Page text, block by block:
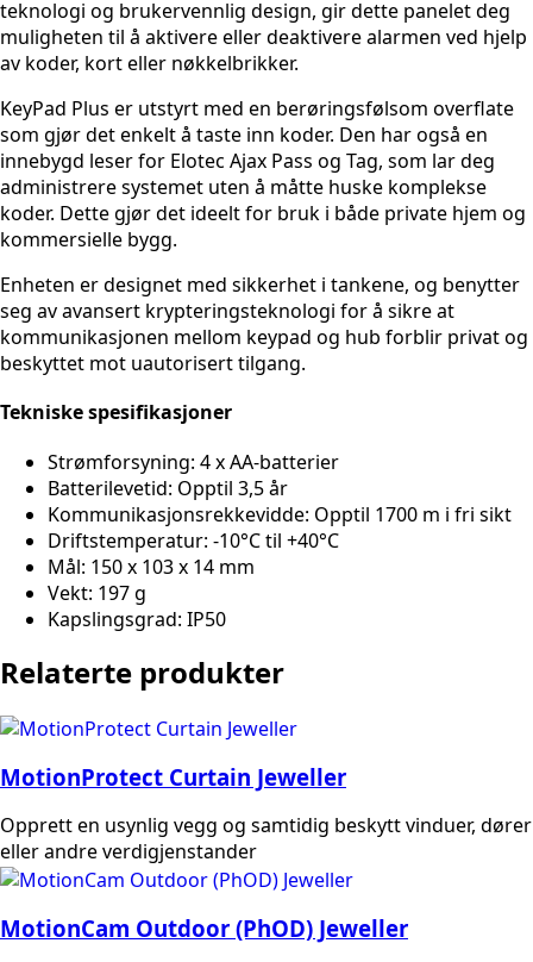
teknologi og brukervennlig design, gir dette panelet deg
muligheten til å aktivere eller deaktivere alarmen ved hjelp
av koder, kort eller nøkkelbrikker.
KeyPad Plus er utstyrt med en berøringsfølsom overflate
som gjør det enkelt å taste inn koder. Den har også en
innebygd leser for Elotec Ajax Pass og Tag, som lar deg
administrere systemet uten å måtte huske komplekse
koder. Dette gjør det ideelt for bruk i både private hjem og
kommersielle bygg.
Enheten er designet med sikkerhet i tankene, og benytter
seg av avansert krypteringsteknologi for å sikre at
kommunikasjonen mellom keypad og hub forblir privat og
beskyttet mot uautorisert tilgang.
Tekniske spesifikasjoner
Strømforsyning: 4 x AA-batterier
Batterilevetid: Opptil 3,5 år
Kommunikasjonsrekkevidde: Opptil 1700 m i fri sikt
Driftstemperatur: -10°C til +40°C
Mål: 150 x 103 x 14 mm
Vekt: 197 g
Kapslingsgrad: IP50
Relaterte produkter
MotionProtect Curtain Jeweller
Opprett en usynlig vegg og samtidig beskytt vinduer, dører
eller andre verdigjenstander
MotionCam Outdoor (PhOD) Jeweller